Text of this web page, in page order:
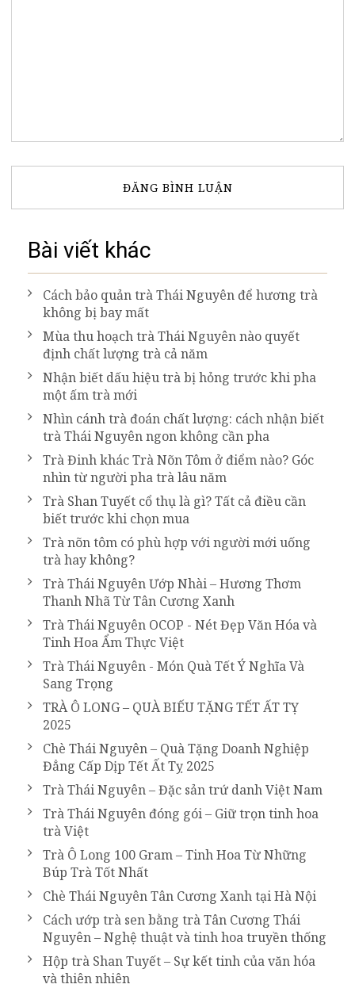
Bài viết khác
Cách bảo quản trà Thái Nguyên để hương trà
không bị bay mất
Mùa thu hoạch trà Thái Nguyên nào quyết
định chất lượng trà cả năm
Nhận biết dấu hiệu trà bị hỏng trước khi pha
một ấm trà mới
Nhìn cánh trà đoán chất lượng: cách nhận biết
trà Thái Nguyên ngon không cần pha
Trà Đinh khác Trà Nõn Tôm ở điểm nào? Góc
nhìn từ người pha trà lâu năm
Trà Shan Tuyết cổ thụ là gì? Tất cả điều cần
biết trước khi chọn mua
Trà nõn tôm có phù hợp với người mới uống
trà hay không?
Trà Thái Nguyên Ướp Nhài – Hương Thơm
Thanh Nhã Từ Tân Cương Xanh
Trà Thái Nguyên OCOP - Nét Đẹp Văn Hóa và
Tinh Hoa Ẩm Thực Việt
Trà Thái Nguyên - Món Quà Tết Ý Nghĩa Và
Sang Trọng
TRÀ Ô LONG – QUÀ BIẾU TẶNG TẾT ẤT TỴ
2025
Chè Thái Nguyên – Quà Tặng Doanh Nghiệp
Đẳng Cấp Dịp Tết Ất Tỵ 2025
Trà Thái Nguyên – Đặc sản trứ danh Việt Nam
Trà Thái Nguyên đóng gói – Giữ trọn tinh hoa
trà Việt
Trà Ô Long 100 Gram – Tinh Hoa Từ Những
Búp Trà Tốt Nhất
Chè Thái Nguyên Tân Cương Xanh tại Hà Nội
Cách ướp trà sen bằng trà Tân Cương Thái
Nguyên – Nghệ thuật và tinh hoa truyền thống
Hộp trà Shan Tuyết – Sự kết tinh của văn hóa
và thiên nhiên